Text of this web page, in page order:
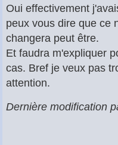
Oui effectivement
peux vous dire que ce
changera peut être.
Et faudra m'expliquer
cas. Bref je veux pas
attention.
Dernière modification